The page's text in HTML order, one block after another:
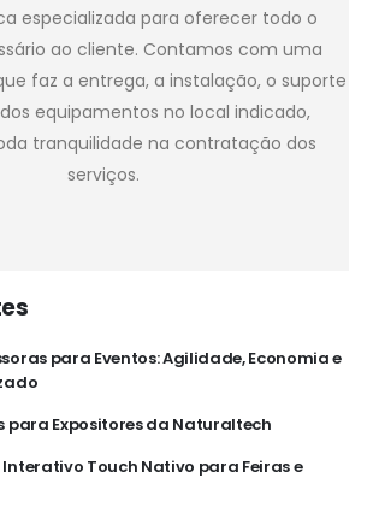
especializada para oferecer todo o
ao cliente. Contamos com uma
faz a entrega, a instalação, o suporte
equipamentos no local indicado,
tranquilidade na contratação dos
serviços.
para Eventos: Agilidade, Economia e
para Expositores da Naturaltech
Touch Nativo para Feiras e